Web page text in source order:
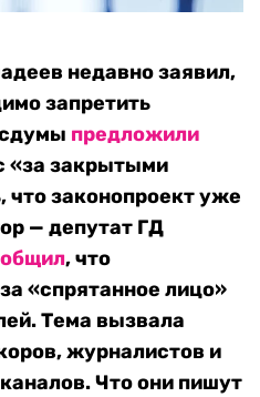
недавно заявил,
запретить
предложили
«за закрытыми
что законопроект уже
— депутат ГД
, что
«спрятанное лицо»
Тема вызвала
журналистов и
Что они пишут